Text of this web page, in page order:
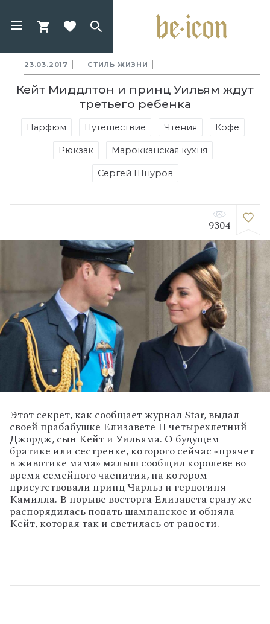
23.03.2017 СТИЛЬ ЖИЗНИ
Кейт Миддлтон и принц Уильям ждут
третьего ребенка
Парфюм Путешествие Чтения Кофе
Рюкзак Марокканская кухня
Сергей Шнуров
9304
Этот секрет, как сообщает журнал Star, выдал
своей прабабушке Елизавете II четырехлетний
Джордж, сын Кейт и Уильяма. О будущем
братике или сестренке, которого сейчас «прячет
в животике мама» малыш сообщил королеве во
время семейного чаепития, на котором
присутствовали принц Чарльз и герцогиня
Камилла. В порыве восторга Елизавета сразу же
распорядилась подать шампанское и обняла
Кейт, которая так и светилась от радости.